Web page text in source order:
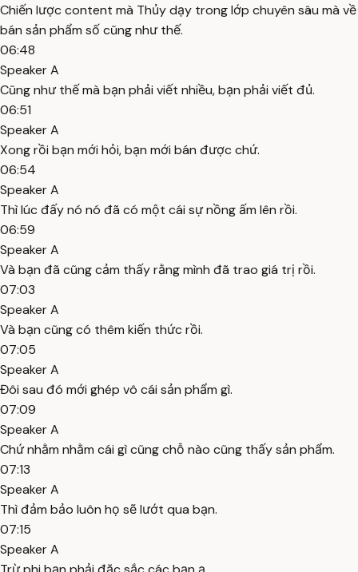
Chiến lược content mà Thủy dạy trong lớp chuyên sâu mà về
bán sản phẩm số cũng như thế.
06:48
Speaker A
Cũng như thế mà bạn phải viết nhiều, bạn phải viết đủ.
06:51
Speaker A
Xong rồi bạn mới hỏi, bạn mới bán được chứ.
06:54
Speaker A
Thì lúc đấy nó nó đã có một cái sự nồng ấm lên rồi.
06:59
Speaker A
Và bạn đã cũng cảm thấy rằng mình đã trao giá trị rồi.
07:03
Speaker A
Và bạn cũng có thêm kiến thức rồi.
07:05
Speaker A
Đôi sau đó mới ghép vô cái sản phẩm gì.
07:09
Speaker A
Chứ nhằm nhằm cái gì cũng chỗ nào cũng thấy sản phẩm.
07:13
Speaker A
Thì đảm bảo luôn họ sẽ lướt qua bạn.
07:15
Speaker A